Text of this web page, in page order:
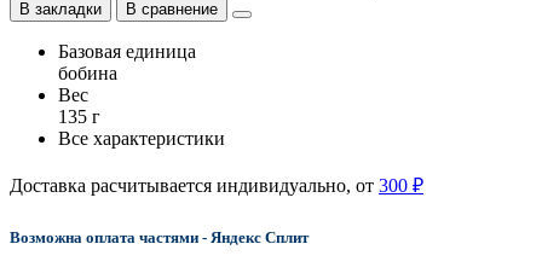
В закладки В сравнение
Базовая единица
бобина
Вес
135 г
Все характеристики
Доставка расчитывается индивидуально, от 300 ₽
Возможна оплата частями - Яндекс Сплит